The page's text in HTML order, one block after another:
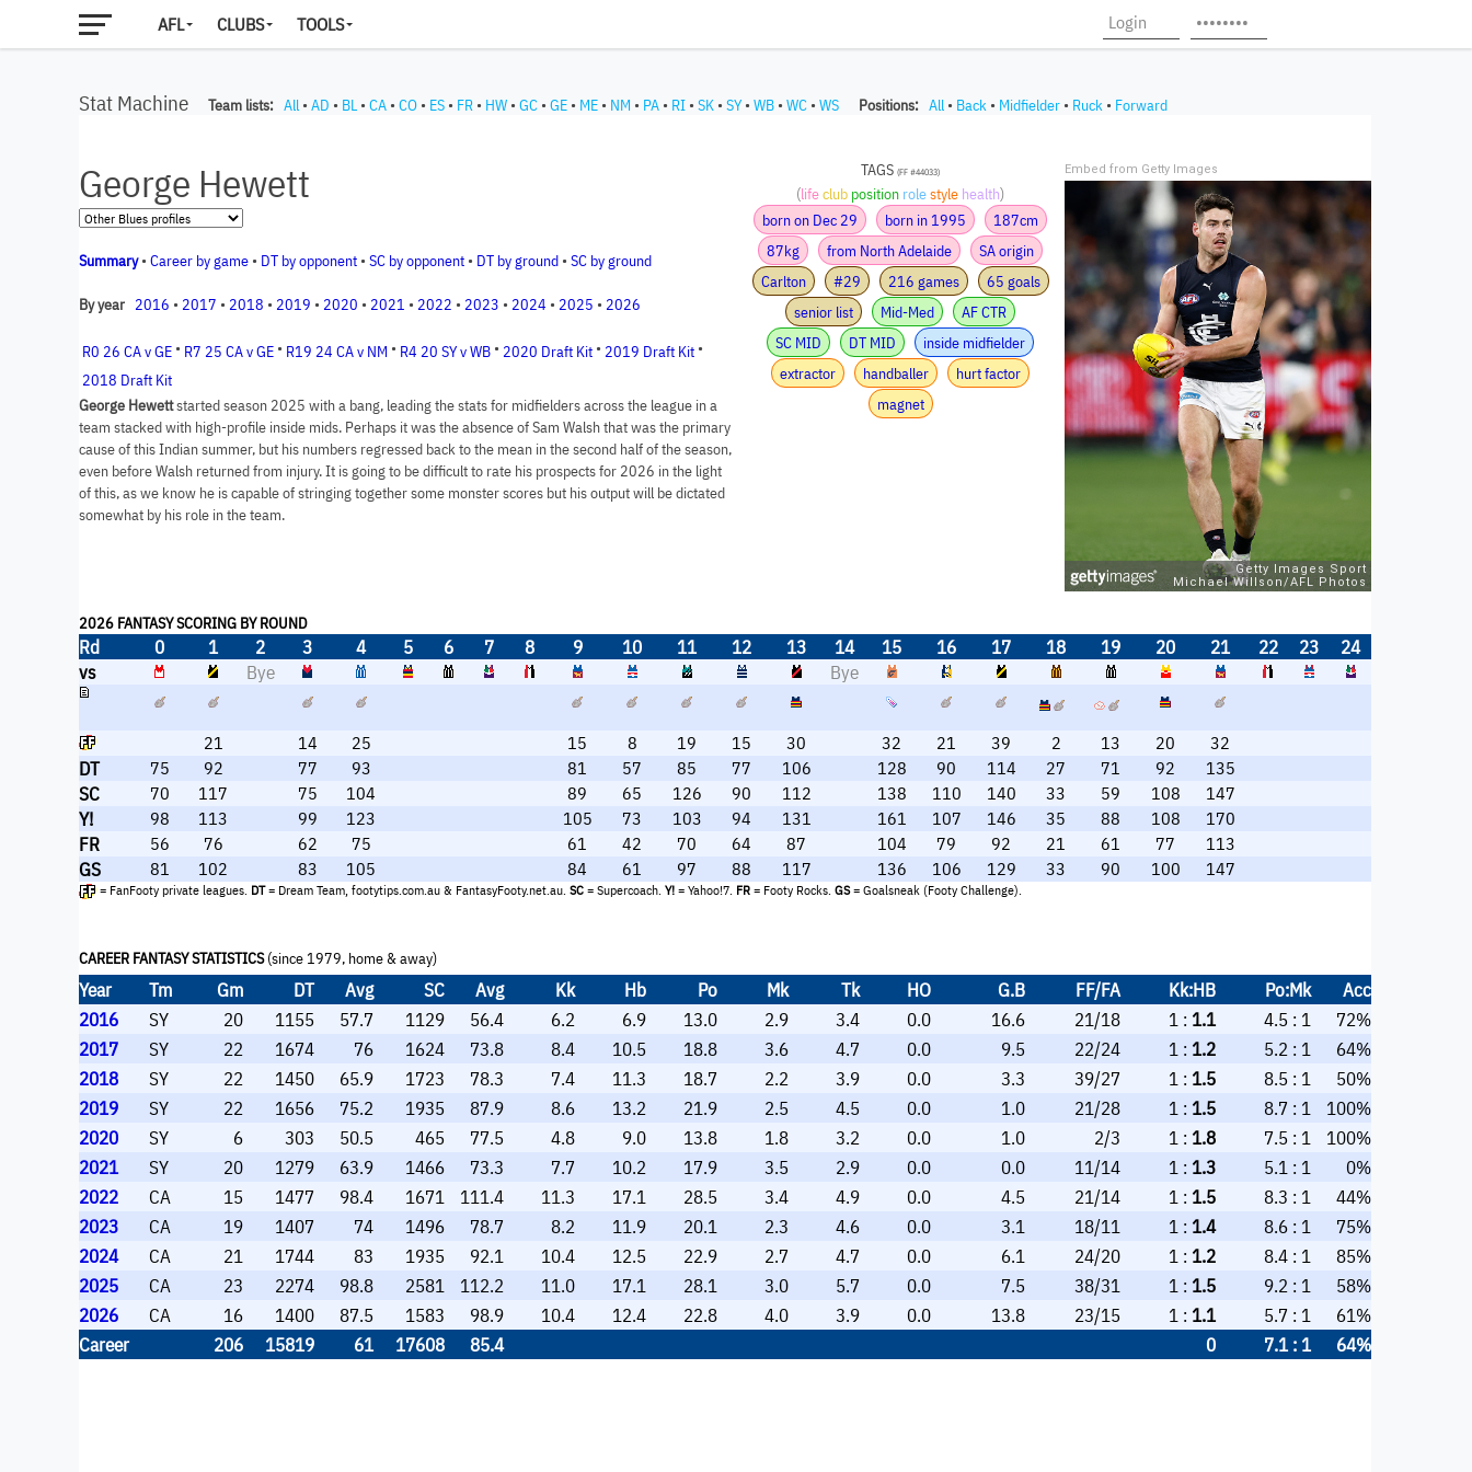
AFL CLUBS TOOLS
Stat Machine Team lists: All • AD • BL • CA • CO • ES • FR • HW • GC • GE • ME • NM • PA • RI • SK • SY• WB • WC • WS Positions: All • Back • Midfielder • Ruck • Forward